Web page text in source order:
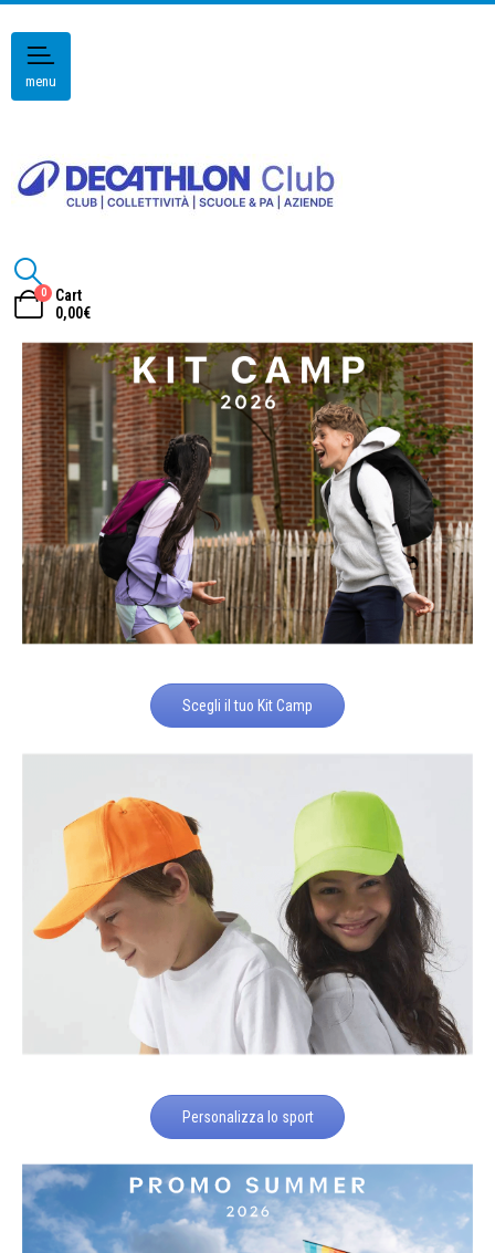
menu
0
Cart
0,00€
Scegli il tuo Kit Camp
Personalizza lo sport